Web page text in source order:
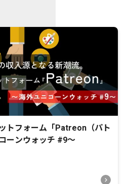
トフォーム「Patreon（パト
ーンウォッチ #9〜